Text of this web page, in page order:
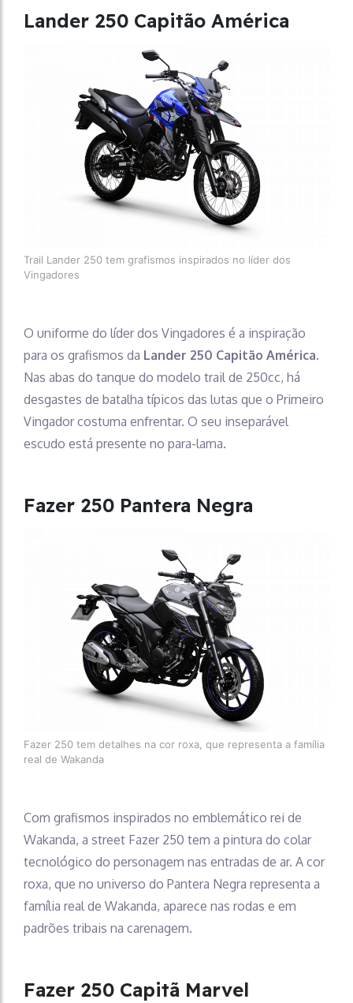
Lander 250 Capitão América
Trail Lander 250 tem grafismos inspirados no líder dos
Vingadores
O uniforme do líder dos Vingadores é a inspiração
para os grafismos da Lander 250 Capitão América.
Nas abas do tanque do modelo trail de 250cc, há
desgastes de batalha típicos das lutas que o Primeiro
Vingador costuma enfrentar. O seu inseparável
escudo está presente no para-lama.
Fazer 250 Pantera Negra
Fazer 250 tem detalhes na cor roxa, que representa a família
real de Wakanda
Com grafismos inspirados no emblemático rei de
Wakanda, a street Fazer 250 tem a pintura do colar
tecnológico do personagem nas entradas de ar. A cor
roxa, que no universo do Pantera Negra representa a
família real de Wakanda, aparece nas rodas e em
padrões tribais na carenagem.
Fazer 250 Capitã Marvel